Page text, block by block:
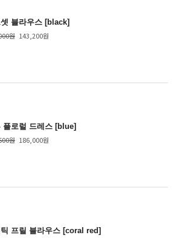
셋 블라우스 [black]
원 143,200원
플로럴 드레스 [blue]
원 186,000원
틱 프릴 블라우스 [coral red]